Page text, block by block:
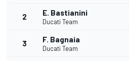
2 E. Bastianini
Ducati Team
3 F. Bagnaia
Ducati Team